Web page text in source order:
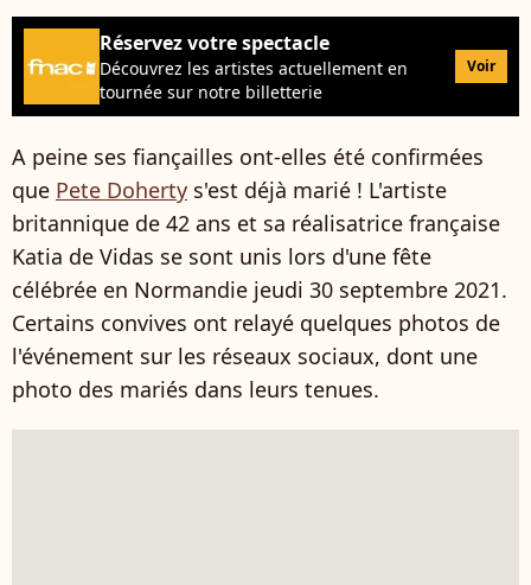
Réservez votre spectacle
Découvrez les artistes actuellement en
tournée sur notre billetterie
Voir
A peine ses fiançailles ont-elles été confirmées
que Pete Doherty s'est déjà marié ! L'artiste
britannique de 42 ans et sa réalisatrice française
Katia de Vidas se sont unis lors d'une fête
célébrée en Normandie jeudi 30 septembre 2021.
Certains convives ont relayé quelques photos de
l'événement sur les réseaux sociaux, dont une
photo des mariés dans leurs tenues.